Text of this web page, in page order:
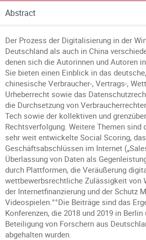
Abstract
Der Prozess der Digitalisierung in der
Deutschland als auch in China
denen sich die Autorinnen und Autoren
Sie bieten einen Einblick in das
chinesische Verbraucher-, Vertrags-,
Urheberrecht sowie das
die Durchsetzung von
Tech sowie der kollektiven und
Rechtsverfolgung. Weitere Themen sind
sehr weit entwickelte Social Scoring,
Geschäftsabschlüssen im Internet
Überlassung von Daten als
durch Plattformen, die Veräußerung
wettbewerbsrechtliche Zulässigkeit von
der Internetfinanzierung und der Schutz
Videospielen.°°Die Beiträge sind das
Konferenzen, die 2018 und 2019 in
Beteiligung von Forschern aus
abgehalten wurden.